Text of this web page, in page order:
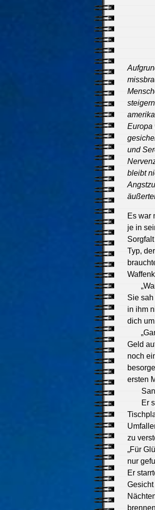
Europa
und
bleibt
Es war
je in
Typ,
Sie
in ihm
dich
Geld
noch
ersten
Er
zu
„Für
nur
Er